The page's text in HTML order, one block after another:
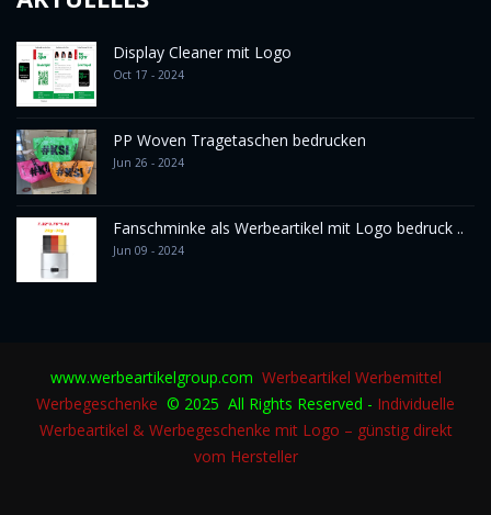
Display Cleaner mit Logo
Oct 17 - 2024
PP Woven Tragetaschen bedrucken
Jun 26 - 2024
Fanschminke als Werbeartikel mit Logo bedruck ..
Jun 09 - 2024
www.werbeartikelgroup.com Werbeartikel Werbemittel
Werbegeschenke © 2025 All Rights Reserved - Individuelle
Werbeartikel & Werbegeschenke mit Logo – günstig direkt
vom Hersteller